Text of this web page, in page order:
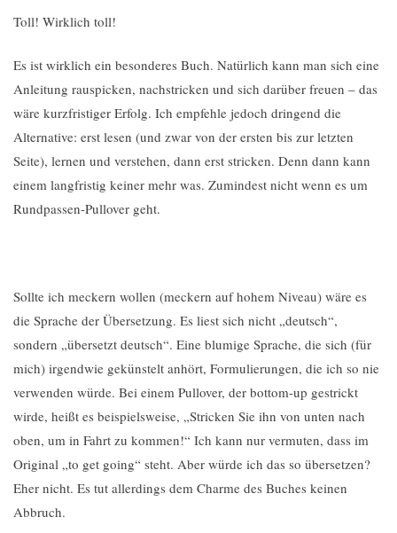
Toll! Wirklich toll!
Es ist wirklich ein besonderes Buch. Natürlich kann man sich eine
Anleitung rauspicken, nachstricken und sich darüber freuen – das
wäre kurzfristiger Erfolg. Ich empfehle jedoch dringend die
Alternative: erst lesen (und zwar von der ersten bis zur letzten
Seite), lernen und verstehen, dann erst stricken. Denn dann kann
einem langfristig keiner mehr was. Zumindest nicht wenn es um
Rundpassen-Pullover geht.
Sollte ich meckern wollen (meckern auf hohem Niveau) wäre es
die Sprache der Übersetzung. Es liest sich nicht „deutsch“,
sondern „übersetzt deutsch“. Eine blumige Sprache, die sich (für
mich) irgendwie gekünstelt anhört, Formulierungen, die ich so nie
verwenden würde. Bei einem Pullover, der bottom-up gestrickt
wirde, heißt es beispielsweise, „Stricken Sie ihn von unten nach
oben, um in Fahrt zu kommen!“ Ich kann nur vermuten, dass im
Original „to get going“ steht. Aber würde ich das so übersetzen?
Eher nicht. Es tut allerdings dem Charme des Buches keinen
Abbruch.